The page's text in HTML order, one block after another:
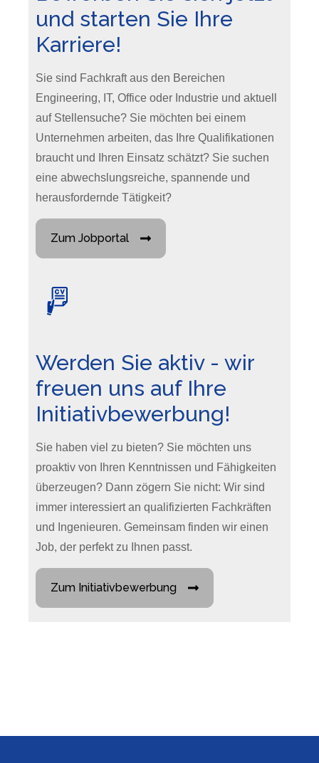
und starten Sie Ihre
Karriere!
Sie sind Fachkraft aus den Bereichen
Engineering, IT, Office oder Industrie und aktuell
auf Stellensuche? Sie möchten bei einem
Unternehmen arbeiten, das Ihre Qualifikationen
braucht und Ihren Einsatz schätzt? Sie suchen
eine abwechslungsreiche, spannende und
herausfordernde Tätigkeit?
Zum Jobportal
Werden Sie aktiv - wir
freuen uns auf Ihre
Initiativbewerbung!
Sie haben viel zu bieten? Sie möchten uns
proaktiv von Ihren Kenntnissen und Fähigkeiten
überzeugen? Dann zögern Sie nicht: Wir sind
immer interessiert an qualifizierten Fachkräften
und Ingenieuren. Gemeinsam finden wir einen
Job, der perfekt zu Ihnen passt.
Zum Initiativbewerbung